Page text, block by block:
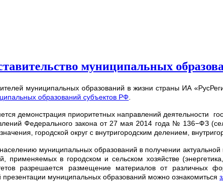
муниципальных
муниципальных образований в жизни страны ИА
образований субъектов РФ
демонстрация приоритетных направлений деятельности
Федерального закона от 27 мая 2014 года № 136−ФЗ
городской округ с внутригородским делением,
муниципальных образований в получении
применяемых в городском и сельском хозяйстве
разрешается размещение материалов от различных
муниципальных образований можно ознакомиться